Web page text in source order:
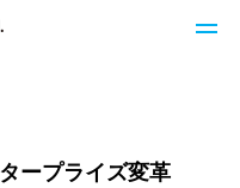
ープライズ変革